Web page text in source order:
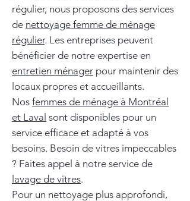
régulier, nous proposons des services
de nettoyage femme de ménage
régulier. Les entreprises peuvent
bénéficier de notre expertise en
entretien ménager pour maintenir des
locaux propres et accueillants.
Nos femmes de ménage à Montréal
et Laval sont disponibles pour un
service efficace et adapté à vos
besoins. Besoin de vitres impeccables
? Faites appel à notre service de
lavage de vitres.
Pour un nettoyage plus approfondi,